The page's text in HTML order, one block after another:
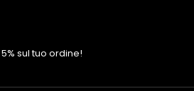
sul tuo ordine!